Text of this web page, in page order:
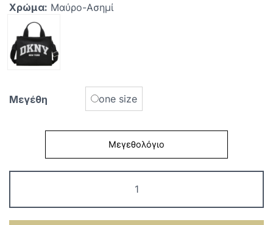
Χρώμα: Μαύρο-Ασημί
Μεγέθη one size
Μεγεθολόγιο
Τσάντες
DKNY
Hadlee